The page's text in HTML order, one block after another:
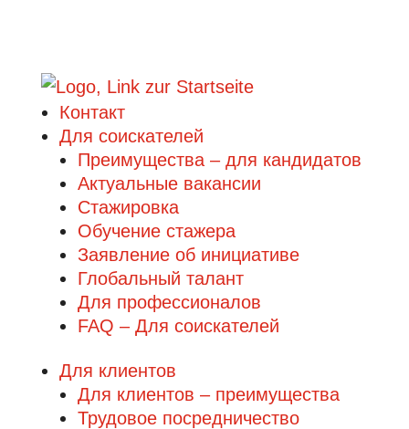
Контакт
Для соискателей
Преимущества – для кандидатов
Актуальные вакансии
Стажировка
Обучение стажера
Заявление об инициативе
Глобальный талант
Для профессионалов
FAQ – Для соискателей
Для клиентов
Для клиентов – преимущества
Трудовое посредничество